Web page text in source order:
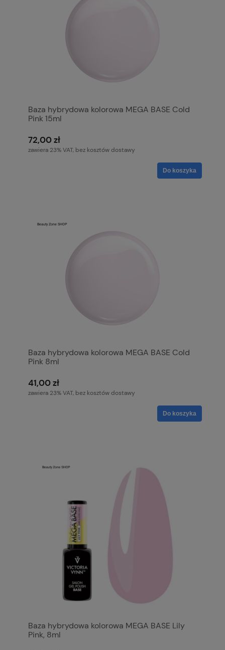
Baza hybrydowa kolorowa MEGA BASE Cold
Pink 15ml
72,00 zł
zawiera 23% VAT, bez kosztów dostawy
Do koszyka
Baza hybrydowa kolorowa MEGA BASE Cold
Pink 8ml
41,00 zł
zawiera 23% VAT, bez kosztów dostawy
Do koszyka
Baza hybrydowa kolorowa MEGA BASE Lily
Pink, 8ml